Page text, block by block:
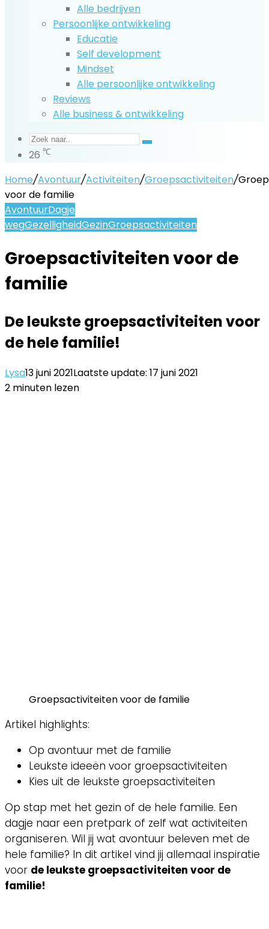
Alle bedrijven
Persoonlijke ontwikkeling
Educatie
Self development
Mindset
Alle persoonlijke ontwikkeling
Reviews
Alle business & ontwikkeling
Zoek
26 ℃
Home/Avontuur/Activiteiten/Groepsactiviteiten/
voor de familie
AvontuurDagje
wegGezelligheidGezinGroepsactiviteiten
Groepsactiviteiten voor de
familie
De leukste groepsactiviteiten voor
de hele familie!
Lysa13 juni 2021Laatste update: 17 juni 2021
2 minuten lezen
Groepsactiviteiten voor de familie
Artikel highlights:
Op avontuur met de familie
Leukste ideeën voor groepsactiviteiten
Kies uit de leukste groepsactiviteiten
Op stap met het gezin of de hele familie. Een
dagje naar een pretpark of zelf wat activiteiten
organiseren. Wil jij wat avontuur beleven met de
hele familie? In dit artikel vind jij allemaal inspiratie
voor de leukste groepsactiviteiten voor de
familie!